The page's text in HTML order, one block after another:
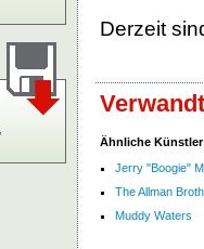
Derzeit
Ähnliche Künstler
Jerry "Boogie"
The Allman
Muddy Waters